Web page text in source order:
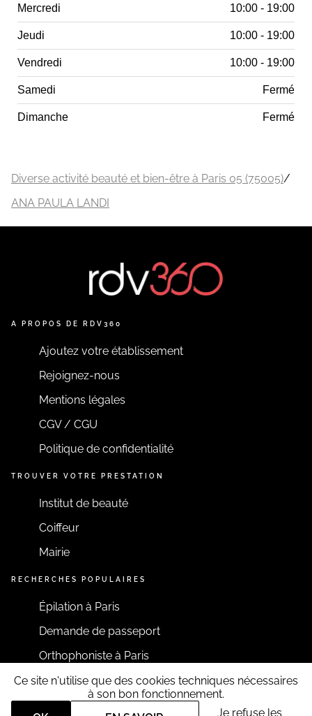
Mercredi 10:00 - 19:00
Jeudi 10:00 - 19:00
Vendredi 10:00 - 19:00
Samedi Fermé
Dimanche Fermé
Diverse activité beauté et bien-être à Paris 05 (75005)/
ANA PAULA LANDI
A PROPOS DE RDV360
Ajoutez votre établissement
Rejoignez-nous
Mentions légales
CGV / CGU
Politique de confidentialité
TROUVER VOTRE PRESTATION
Institut de beauté
Coiffeur
Mairie
RECHERCHES POPULAIRES
Épilation à Paris
Demande de passeport
Orthophoniste à Paris
RESTONS CONNECTÉS
Ce site n'utilise que des cookies techniques nécessaires
à son bon fonctionnement.
Je refuse les